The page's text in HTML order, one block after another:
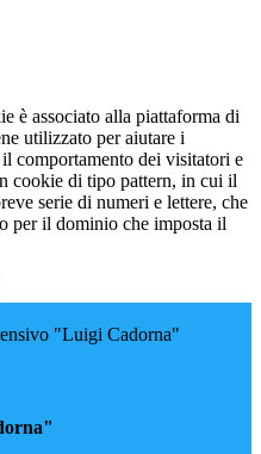
è associato alla piattaforma di
utilizzato per aiutare i
comportamento dei visitatori e
cookie di tipo pattern, in cui il
serie di numeri e lettere, che
per il dominio che imposta il
"Luigi Cadorna"